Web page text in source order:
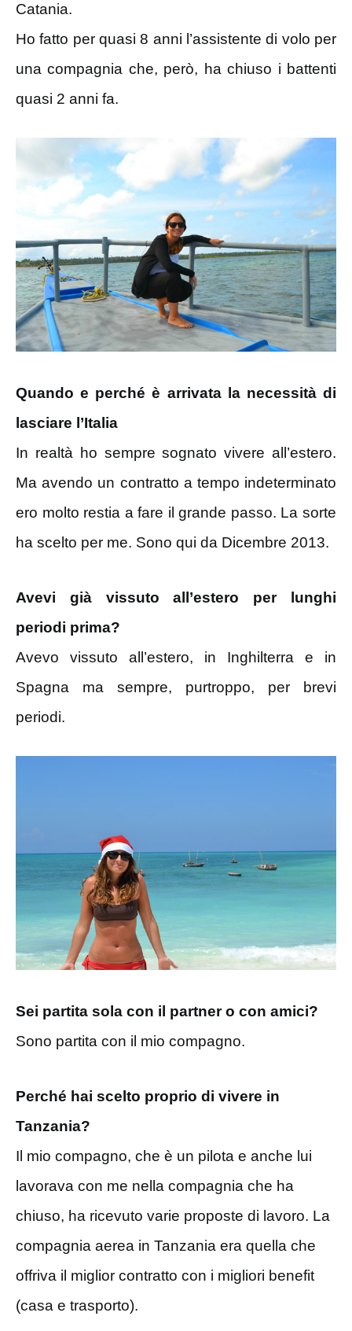
Catania.
Ho fatto per quasi 8 anni l’assistente di volo per
una compagnia che, però, ha chiuso i battenti
quasi 2 anni fa.
Quando e perché è arrivata la necessità di
lasciare l’Italia
In realtà ho sempre sognato vivere all’estero.
Ma avendo un contratto a tempo indeterminato
ero molto restia a fare il grande passo. La sorte
ha scelto per me. Sono qui da Dicembre 2013.
Avevi già vissuto all’estero per lunghi
periodi prima?
Avevo vissuto all’estero, in Inghilterra e in
Spagna ma sempre, purtroppo, per brevi
periodi.
Sei partita sola con il partner o con amici?
Sono partita con il mio compagno.
Perché hai scelto proprio di vivere in
Tanzania?
Il mio compagno, che è un pilota e anche lui
lavorava con me nella compagnia che ha
chiuso, ha ricevuto varie proposte di lavoro. La
compagnia aerea in Tanzania era quella che
offriva il miglior contratto con i migliori benefit
(casa e trasporto).